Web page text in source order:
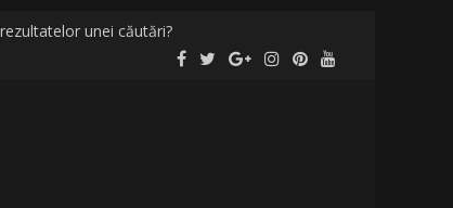
unei căutări?
vacanță cu o altă femeie